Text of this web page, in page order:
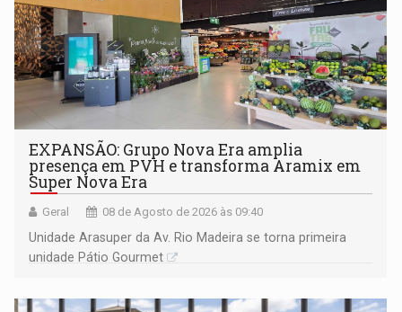
EXPANSÃO: Grupo Nova Era amplia
presença em PVH e transforma Aramix em
Super Nova Era
Geral 08 de Agosto de 2026 às 09:40
Unidade Arasuper da Av. Rio Madeira se torna primeira
unidade Pátio Gourmet